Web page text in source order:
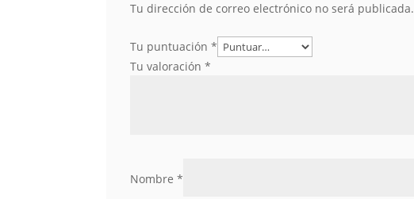
Tu dirección de correo electrónico no será publicada.
Tu puntuación*
Tu valoración*
Nombre*